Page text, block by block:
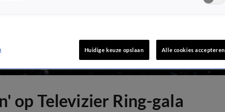
op Televizier Ring-gala
Huidige keuze opslaan Alle cookies accepteren